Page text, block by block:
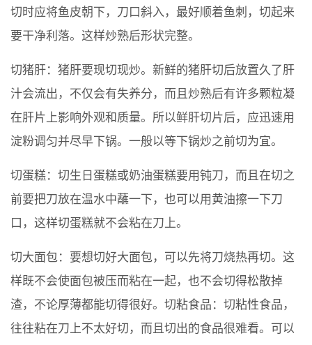
切时应将鱼皮朝下，刀口斜入，最好顺着鱼刺，切起来
要干净利落。这样炒熟后形状完整。
切猪肝：猪肝要现切现炒。新鲜的猪肝切后放置久了肝
汁会流出，不仅会有失养分，而且炒熟后有许多颗粒凝
在肝片上影响外观和质量。所以鲜肝切片后，应迅速用
淀粉调匀并尽早下锅。一般以等下锅炒之前切为宜。
切蛋糕：切生日蛋糕或奶油蛋糕要用钝刀，而且在切之
前要把刀放在温水中蘸一下，也可以用黄油擦一下刀
口，这样切蛋糕就不会粘在刀上。
切大面包：要想切好大面包，可以先将刀烧热再切。这
样既不会使面包被压而粘在一起，也不会切得松散掉
渣，不论厚薄都能切得很好。切粘食品：切粘性食品，
往往粘在刀上不太好切，而且切出的食品很难看。可以